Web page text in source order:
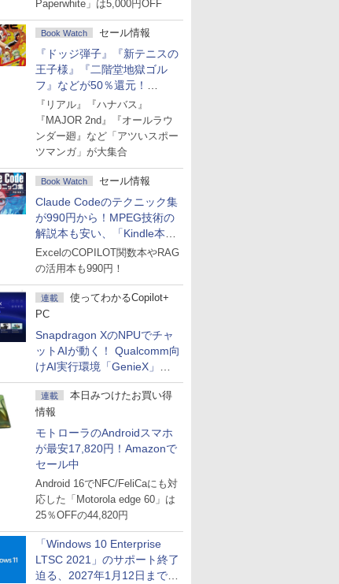
Paperwhite」は5,000円OFF
Book Watch セール情報
『ドッジ弾子』『新テニスの
王子様』『二階堂地獄ゴル
フ』などが50％還元！
Amazonマンガ週末セール
『リアル』『ハナバス』
『MAJOR 2nd』『オールラウ
ンダー廻』など「アツいスポー
ツマンガ」が大集合
Book Watch セール情報
Claude Codeのテクニック集
が990円から！MPEG技術の
解説本も安い、「Kindle本サ
マーセール」第2弾開始！
ExcelのCOPILOT関数本やRAG
の活用本も990円！
連載
使ってわかるCopilot+
PC
Snapdragon XのNPUでチャ
ットAIが動く！ Qualcomm向
けAI実行環境「GenieX」を
試してみた
連載
本日みつけたお買い得
情報
モトローラのAndroidスマホ
が最安17,820円！Amazonで
セール中
Android 16でNFC/FeliCaにも対
応した「Motorola edge 60」は
25％OFFの44,820円
「Windows 10 Enterprise
LTSC 2021」のサポート終了
迫る、2027年1月12日まで